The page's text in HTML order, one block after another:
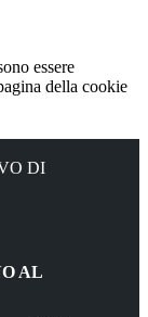
essere
della cookie
DI
AL